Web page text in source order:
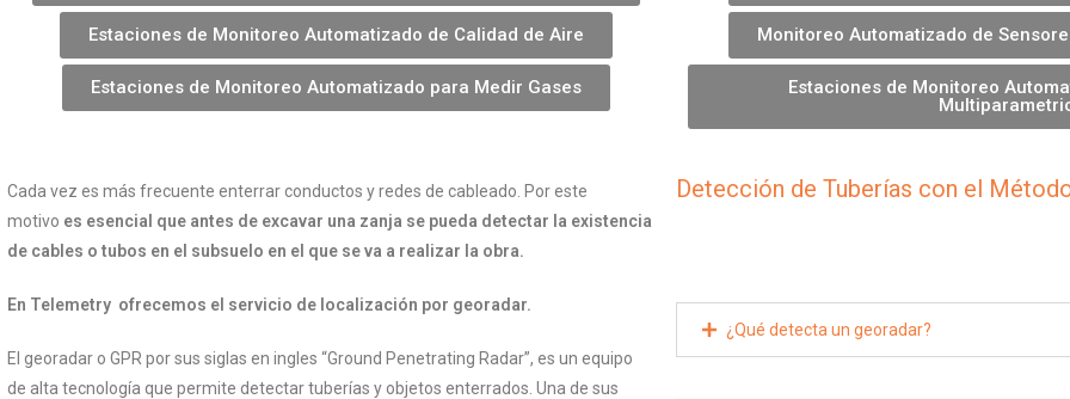
Estaciones de Monitoreo Automatizado de Calidad de Aire
Estaciones de Monitoreo Automatizado para Medir Gases
Monitoreo Automatizado de
Estaciones de Monitoreo
Cada vez es más frecuente enterrar conductos y redes de cableado. Por este
motivo es esencial que antes de excavar una zanja se pueda detectar la existencia
de cables o tubos en el subsuelo en el que se va a realizar la obra.
En Telemetry ofrecemos el servicio de localización por georadar.
El georadar o GPR por sus siglas en ingles “Ground Penetrating Radar”, es un equipo
de alta tecnología que permite detectar tuberías y objetos enterrados. Una de sus
Detección de Tuberías con el
¿Qué detecta un georadar?